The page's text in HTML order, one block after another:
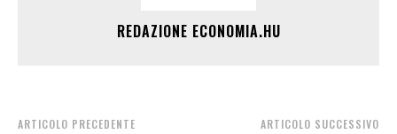
REDAZIONE ECONOMIA.HU
ARTICOLO PRECEDENTE ARTICOLO SUCCESSIVO